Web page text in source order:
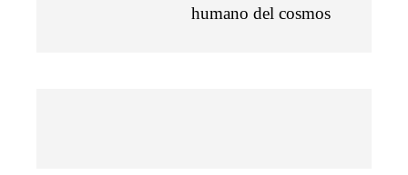
humano del cosmos